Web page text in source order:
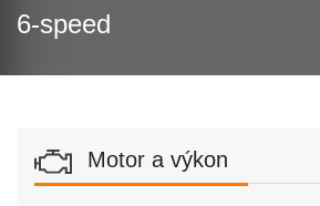
6-speed
Motor a výkon